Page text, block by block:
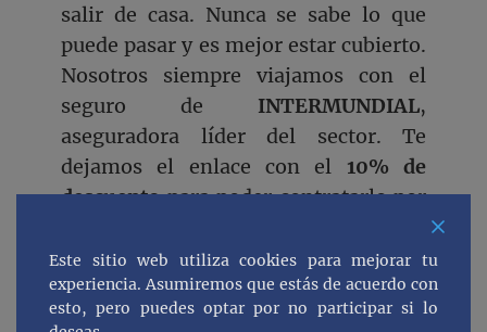
salir de casa. Nunca se sabe lo que
puede pasar y es mejor estar cubierto.
Nosotros siempre viajamos con el
seguro de INTERMUNDIAL,
aseguradora líder del sector. Te
dejamos el enlace con el 10% de
descuentopara poder contratarlo por
pinchar en la foto.
Este sitio web utiliza cookies para mejorar tu
experiencia. Asumiremos que estás de acuerdo con
esto, pero puedes optar por no participar si lo